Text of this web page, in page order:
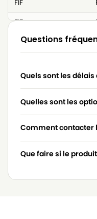
FIF
FIF
Questions
Quels sont les délais
Quelles sont les
Comment contacter
Que faire si le